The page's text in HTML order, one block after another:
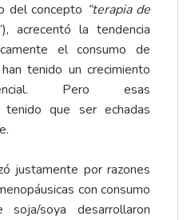
del concepto “terapia de
acrecentó la tendencia
el consumo de
tenido un crecimiento
Pero esas
tenido que ser echadas
justamente por razones
con consumo
soya desarrollaron